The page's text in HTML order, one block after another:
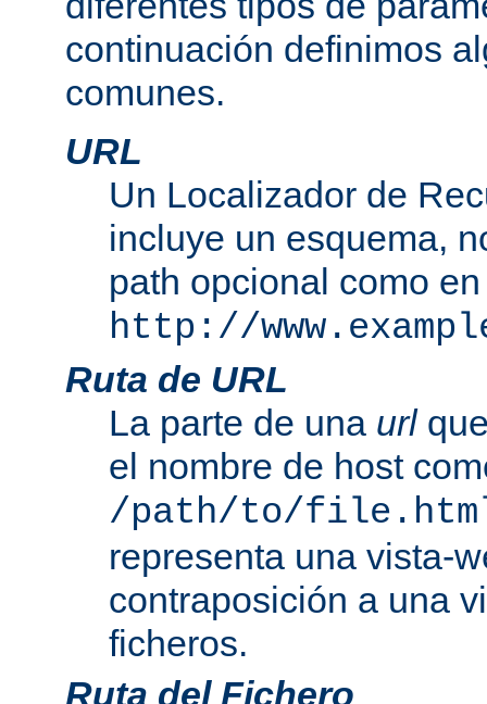
continuación definimos
comunes.
URL
Un Localizador de
incluye un esquema,
path opcional como en
http://
Ruta de URL
La parte de una url
el nombre de host
/path/to/
representa una vista-
contraposición a una
ficheros.
Ruta del Fichero